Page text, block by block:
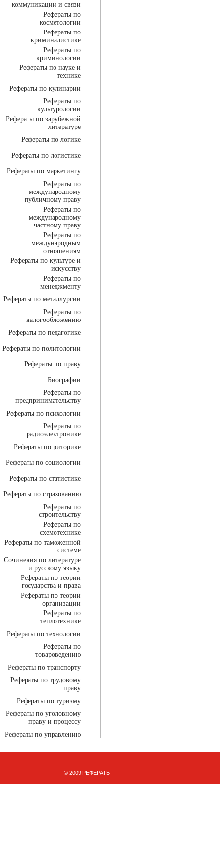
коммуникации и связи
Рефераты по
косметологии
Рефераты по
криминалистике
Рефераты по
криминологии
Рефераты по науке и
технике
Рефераты по кулинарии
Рефераты по
культурологии
Рефераты по зарубежной
литературе
Рефераты по логике
Рефераты по логистике
Рефераты по маркетингу
Рефераты по
международному
публичному праву
Рефераты по
международному
частному праву
Рефераты по
международным
отношениям
Рефераты по культуре и
искусству
Рефераты по
менеджменту
Рефераты по металлургии
Рефераты по
налогообложению
Рефераты по педагогике
Рефераты по политологии
Рефераты по праву
Биографии
Рефераты по
предпринимательству
Рефераты по психологии
Рефераты по
радиоэлектронике
Рефераты по риторике
Рефераты по социологии
Рефераты по статистике
Рефераты по страхованию
Рефераты по
строительству
Рефераты по
схемотехнике
Рефераты по таможенной
системе
Сочинения по литературе
и русскому языку
Рефераты по теории
государства и права
Рефераты по теории
организации
Рефераты по
теплотехнике
Рефераты по технологии
Рефераты по
товароведению
Рефераты по транспорту
Рефераты по трудовому
праву
Рефераты по туризму
Рефераты по уголовному
праву и процессу
Рефераты по управлению
© 2009 РЕФЕРАТЫ